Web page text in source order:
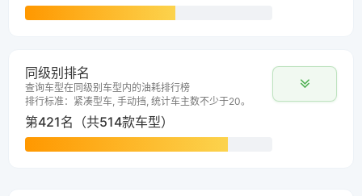
同级别排名
查询车型在同级别车型内的油耗排行榜
排行标准：紧凑型车, 手动挡, 统计车主数不少于20。
第421名（共514款车型）